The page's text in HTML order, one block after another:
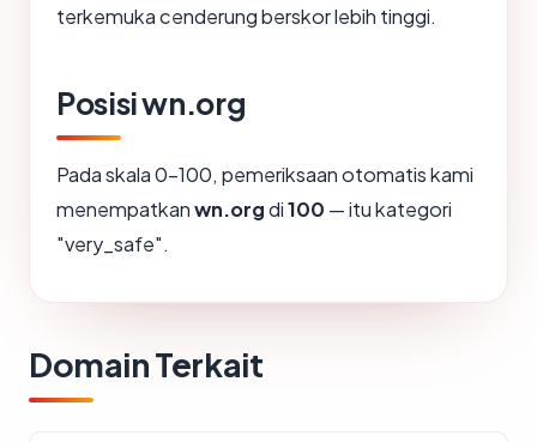
terkemuka cenderung berskor lebih tinggi.
Posisi wn.org
Pada skala 0-100, pemeriksaan otomatis kami
menempatkanwn.orgdi100 — itu kategori
"very_safe".
Domain Terkait